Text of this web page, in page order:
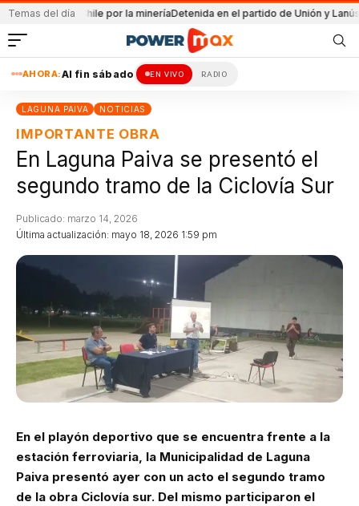
Temas del día
viaja a Chile por la mineríaDetenida en el partido de Unión y Lanús
AHORA:Al fin sábado EN VIVO RADIO
LAGUNA PAIVA NOTICIAS
IMPORTANTE OBRA
En Laguna Paiva se presentó el
segundo tramo de la Ciclovía Sur
Última actualización: mayo 18, 2026 1:59 pm
Publicado: marzo 14, 2026
En el playón deportivo que se encuentra frente a la
estación ferroviaria, la Municipalidad de Laguna
Paiva presentó ayer con un acto el segundo tramo
de la obra Ciclovía sur. Del mismo participaron el